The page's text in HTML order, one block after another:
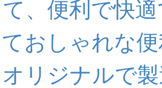
て、便利で快
ておしゃれな
オリジナルで